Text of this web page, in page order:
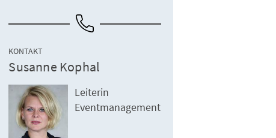
KONTAKT
Susanne Kophal
Leiterin
Eventmanagement